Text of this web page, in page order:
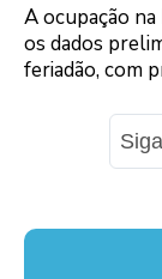
A ocupação
os dados
feriadão, com